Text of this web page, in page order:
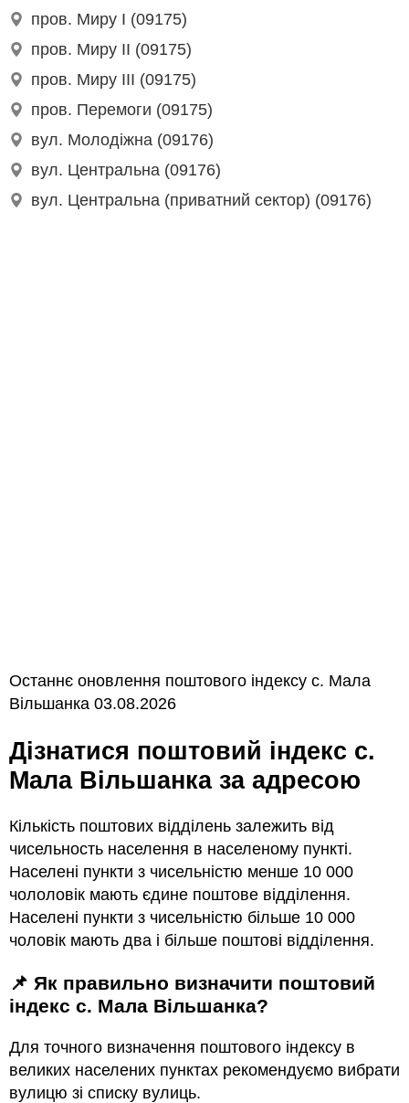
пров. Миру І (09175)
пров. Миру ІІ (09175)
пров. Миру ІІІ (09175)
пров. Перемоги (09175)
вул. Молодіжна (09176)
вул. Центральна (09176)
вул. Центральна (приватний сектор) (09176)
Останнє оновлення поштового індексу с. Мала
Вільшанка 03.08.2026
Дізнатися поштовий індекс с.
Мала Вільшанка за адресою
Кількість поштових відділень залежить від
чисельность населення в населеному пункті.
Населені пункти з чисельністю менше 10 000
чололовік мають єдине поштове відділення.
Населені пункти з чисельністю більше 10 000
чоловік мають два і більше поштові відділення.
📌 Як правильно визначити поштовий
індекс с. Мала Вільшанка?
Для точного визначення поштового індексу в
великих населених пунктах рекомендуємо вибрати
вулицю зі списку вулиць.